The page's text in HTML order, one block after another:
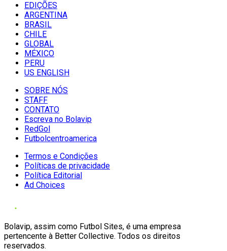
EDIÇÕES
ARGENTINA
BRASIL
CHILE
GLOBAL
MÉXICO
PERU
US ENGLISH
SOBRE NÓS
STAFF
CONTATO
Escreva no Bolavip
RedGol
Futbolcentroamerica
Termos e Condições
Políticas de privacidade
Política Editorial
Ad Choices
Bolavip, assim como Futbol Sites, é uma empresa
pertencente à Better Collective. Todos os direitos
reservados.